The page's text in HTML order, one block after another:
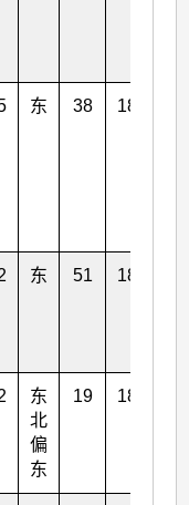
东 38 18/9
东 51 18/9
东
北
偏
东
19 18/9